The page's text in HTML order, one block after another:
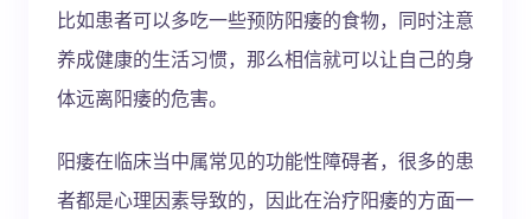
比如患者可以多吃一些预防阳痿的食物，同时注意
养成健康的生活习惯，那么相信就可以让自己的身
体远离阳痿的危害。
阳痿在临床当中属常见的功能性障碍者，很多的患
者都是心理因素导致的，因此在治疗阳痿的方面一